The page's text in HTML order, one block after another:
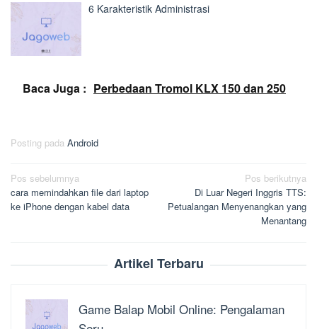
6 Karakteristik Administrasi
Baca Juga : Perbedaan Tromol KLX 150 dan 250
Posting pada Android
Navigasi
pos
Pos sebelumnya
cara memindahkan file dari laptop
ke iPhone dengan kabel data
Pos berikutnya
Di Luar Negeri Inggris TTS:
Petualangan Menyenangkan yang
Menantang
Artikel Terbaru
Game Balap Mobil Online: Pengalaman